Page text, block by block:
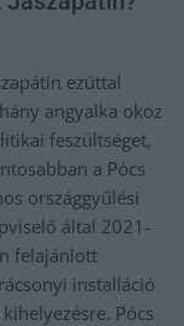
ezúttal
angyalka okoz
feszültséget,
a Pócs
országgyűlési
által 2021-
felajánlott
installáció
Pócs